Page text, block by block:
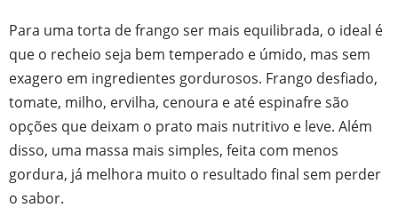
Para uma torta de frango ser mais equilibrada, o ideal é
que o recheio seja bem temperado e úmido, mas sem
exagero em ingredientes gordurosos. Frango desfiado,
tomate, milho, ervilha, cenoura e até espinafre são
opções que deixam o prato mais nutritivo e leve. Além
disso, uma massa mais simples, feita com menos
gordura, já melhora muito o resultado final sem perder
o sabor.